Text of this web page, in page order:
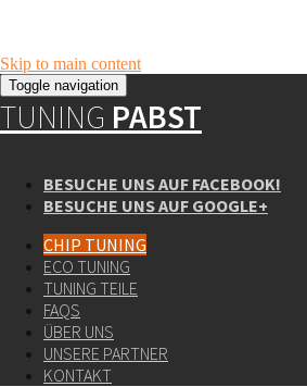
Skip to main content
Toggle navigation
TUNING PABST
BESUCHE UNS AUF FACEBOOK!
BESUCHE UNS AUF GOOGLE+
CHIP TUNING
ECO TUNING
TUNING TEILE
FAQS
ÜBER UNS
UNSERE PARTNER
KONTAKT